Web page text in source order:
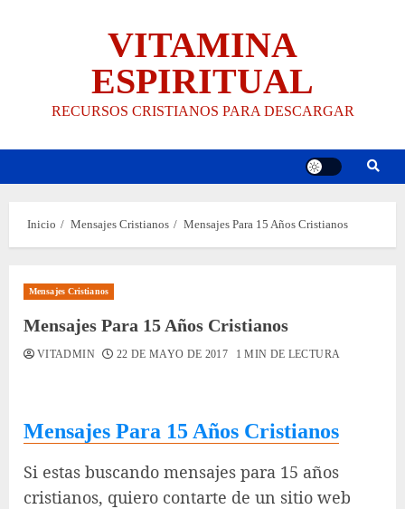
VITAMINA
ESPIRITUAL
RECURSOS CRISTIANOS PARA DESCARGAR
Inicio Mensajes Cristianos Mensajes Para 15 Años Cristianos
Mensajes Cristianos
Mensajes Para 15 Años Cristianos
VITADMIN 22 DE MAYO DE 2017 1 MIN DE LECTURA
Mensajes Para 15 Años Cristianos
Si estas buscando mensajes para 15 años
cristianos, quiero contarte de un sitio web